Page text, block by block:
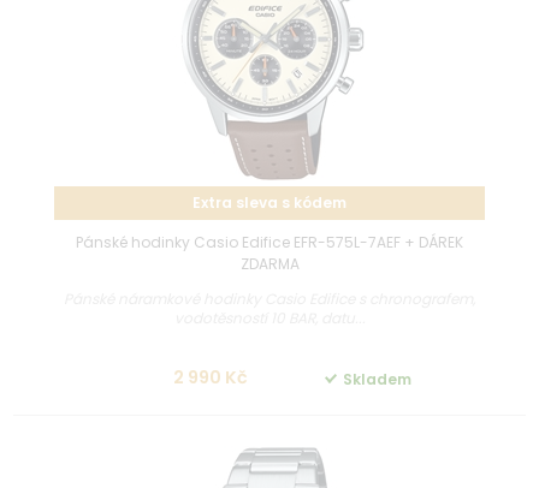
Extra sleva s kódem
Pánské hodinky Casio Edifice EFR-575L-7AEF + DÁREK
ZDARMA
2 990 Kč Skladem